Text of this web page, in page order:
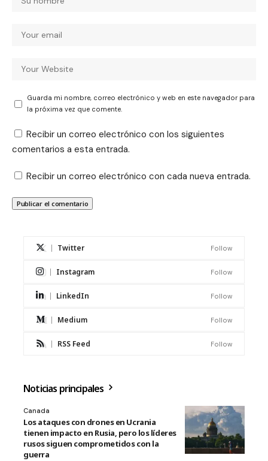
Guarda mi nombre, correo electrónico y web en este navegador para
la próxima vez que comente.
Recibir un correo electrónico con los siguientes
comentarios a esta entrada.
Recibir un correo electrónico con cada nueva entrada.
Twitter Follow
Instagram Follow
LinkedIn Follow
Medium Follow
RSS Feed Follow
Noticias principales
Canada
Los ataques con drones en Ucrania
tienen impacto en Rusia, pero los líderes
rusos siguen comprometidos con la
guerra